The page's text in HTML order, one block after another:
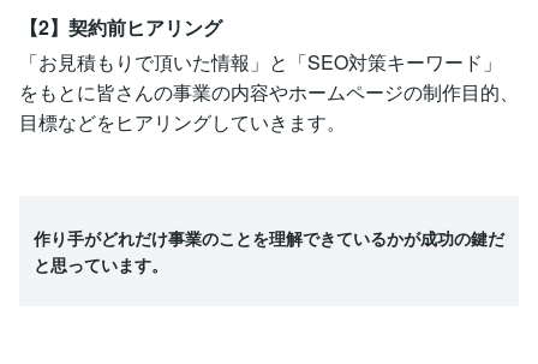
【2】契約前ヒアリング
「お見積もりで頂いた情報」と「SEO対策キーワード」
をもとに皆さんの事業の内容やホームページの制作目的、
目標などをヒアリングしていきます。
作り手がどれだけ事業のことを理解できているかが成功の鍵だ
と思っています。